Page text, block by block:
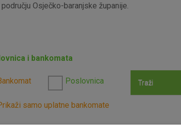
Osječko-baranjske županije.
i bankomata
Poslovnica Traži
samo uplatne bankomate